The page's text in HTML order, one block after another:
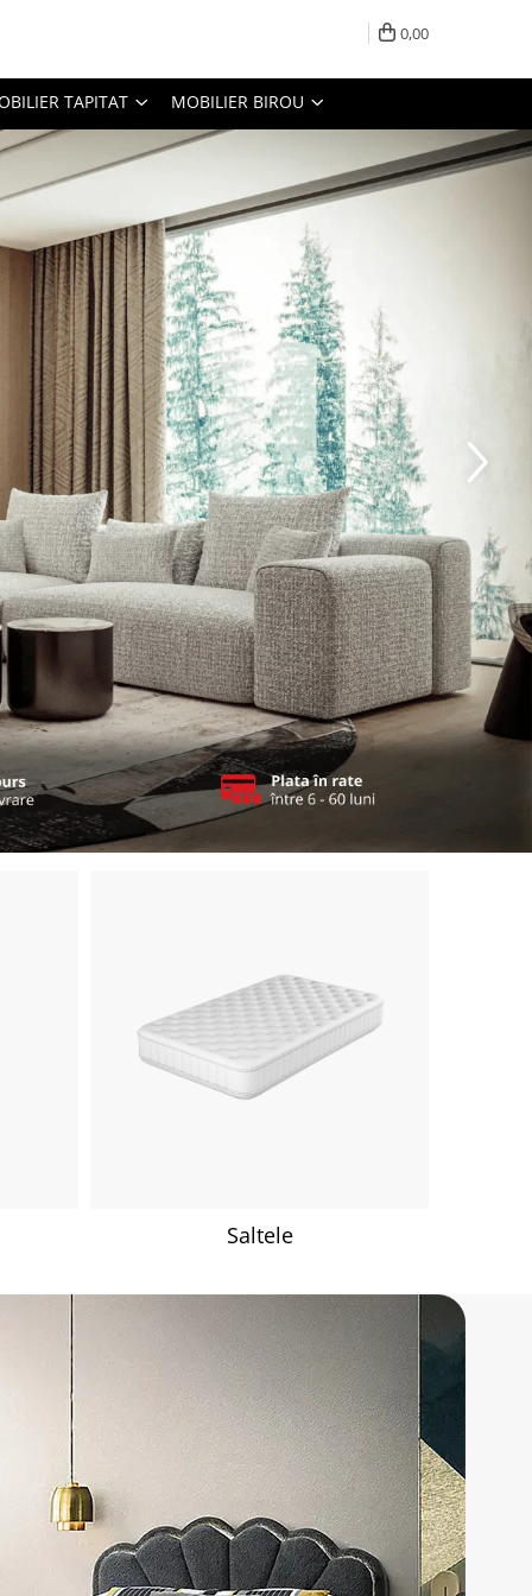
0,00
TAPITAT MOBILIER BIROU
Saltele